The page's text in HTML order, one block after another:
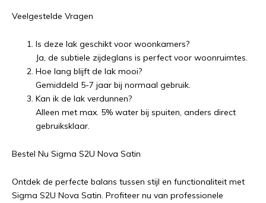
Veelgestelde Vragen
Is deze lak geschikt voor woonkamers?
Ja, de subtiele zijdeglans is perfect voor woonruimtes.
Hoe lang blijft de lak mooi?
Gemiddeld 5-7 jaar bij normaal gebruik.
Kan ik de lak verdunnen?
Alleen met max. 5% water bij spuiten, anders direct
gebruiksklaar.
Bestel Nu Sigma S2U Nova Satin
Ontdek de perfecte balans tussen stijl en functionaliteit met
Sigma S2U Nova Satin. Profiteer nu van professionele